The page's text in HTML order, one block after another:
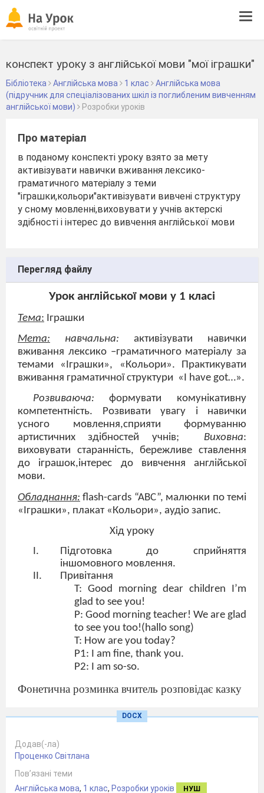
конспект уроку з англійської мови "мої іграшки"
Бібліотека Англійська мова 1 клас
Англійська мова
(підручник для спеціалізованих шкіл із поглибленим вивченням
англійської мови)
Розробки уроків
Про матеріал
в поданому конспекті уроку взято за мету
активізувати навички вживання лексико-
граматичного матеріалу з теми
"іграшки,кольори"активізувати вивчені структуру
у сному мовленні,виховувати у учнів актерскі
здібності і інтерес до вивчення англійської мови
Перегляд файлу
Урок англійської мови у 1 класі
Тема: Іграшки
Мета: навчальна: активізувати навички
вживання лексико –граматичного матеріалу за
темами «Іграшки», «Кольори». Практикувати
вживання граматичної структури «I have got…».
Розвиваюча:формувати комунікативну
компетентність. Розвивати увагу і навички
усного мовлення,сприяти формуванню
артистичних здібностей учнів;
Виховна:
виховувати старанність, бережливе ставлення
до іграшок,інтерес до вивчення англійської
мови.
Обладнання: flash-cards “ABC”, малюнки по темі
«Іграшки», плакат «Кольори», аудіо запис.
Хід уроку
Підготовка до сприйняття
іншомовного мовлення.
Привітання
T: Good morning dear children I’m
glad to see you!
P: Good morning teacher! We are glad
to see you too!(hallo song)
T: How are you today?
P1: I am fine, thank you.
P2: I am so-so.
Фонетична розминка вчитель розповідає казку
– Одного разу у Mr Tongue був чудовий
пташки: [vi: – vi: – vi:] . Mr Tongue вирішив
трішки: [k –k – k] , потім легенько підстрибнув
DOCX
Додав(-ла)
Проценко Світлана
Пов’язані теми
Англійська мова, 1 клас, Розробки уроків НУШ